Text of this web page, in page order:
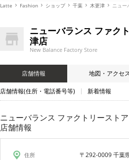
Latte Fashion ショップ 千葉 木更津 ニュー
ニューバランス ファク
津店
New Balance Factory Store
店舗情報 地図・アクセ
店舗情報(住所・電話番号等) 新着情報
ニューバランス ファクトリースト
店舗情報
住所 〒292-0009 千葉